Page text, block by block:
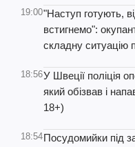
19:00"Наступ готують,
встигнемо":
складну ситуацію
18:56У Швеції поліція
який обізвав і
18+)
18:54Посудомийки під